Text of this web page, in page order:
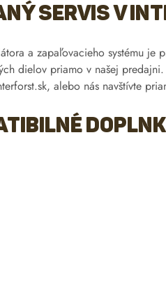
servis v
a zapaľovacieho systému
dielov priamo v našej
, alebo nás navštívte